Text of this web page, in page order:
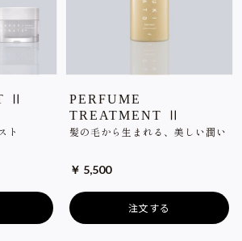
Ⅱ
ト
PERFUME
TREATMENT Ⅱ
髪の毛から生まれる、美しい潤い
￥ 5,500
注文する